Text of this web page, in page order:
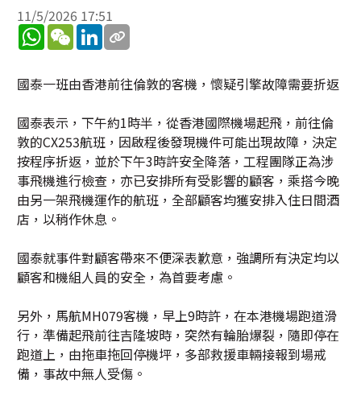
11/5/2026 17:51
WhatsApp
WeChatLinkedIn
國泰一班由香港前往倫敦的客機，懷疑引擎故障需要折返
國泰表示，下午約1時半，從香港國際機場起飛，前往倫
敦的CX253航班，因啟程後發現機件可能出現故障，決定
按程序折返，並於下午3時許安全降落，工程團隊正為涉
事飛機進行檢查，亦已安排所有受影響的顧客，乘搭今晚
由另一架飛機運作的航班，全部顧客均獲安排入住日間酒
店，以稍作休息。
國泰就事件對顧客帶來不便深表歉意，強調所有決定均以
顧客和機組人員的安全，為首要考慮。
另外，馬航MH079客機，早上9時許，在本港機場跑道滑
行，準備起飛前往吉隆坡時，突然有輪胎爆裂，隨即停在
跑道上，由拖車拖回停機坪，多部救援車輛接報到場戒
備，事故中無人受傷。